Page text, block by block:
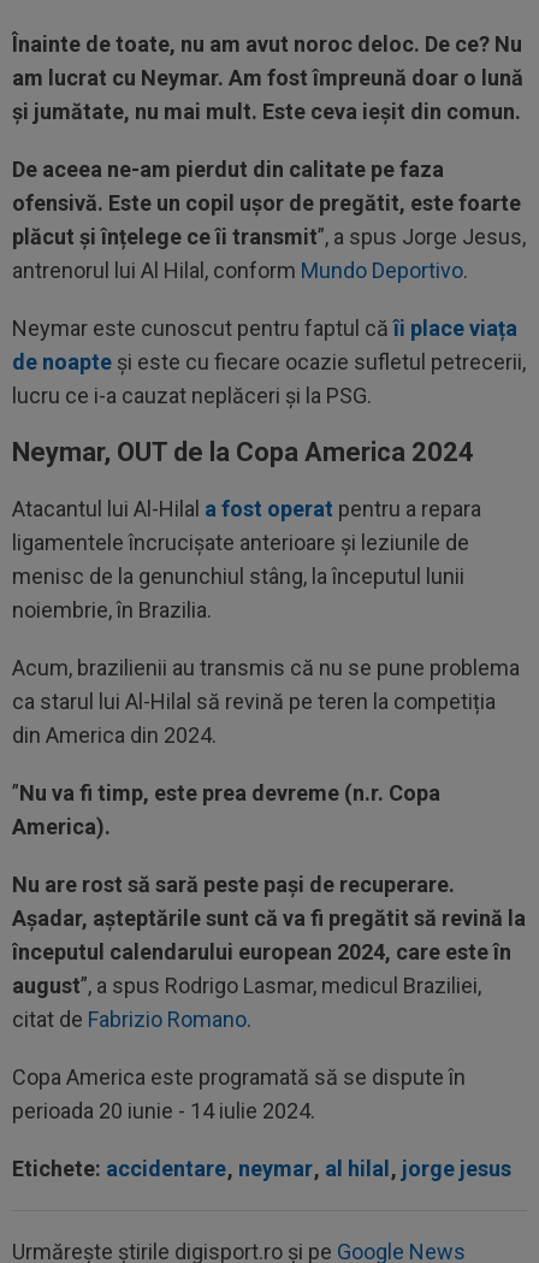
Înainte de toate, nu am avut noroc deloc. De ce? Nu
am lucrat cu Neymar. Am fost împreună doar o lună
și jumătate, nu mai mult. Este ceva ieșit din comun.
De aceea ne-am pierdut din calitate pe faza
ofensivă. Este un copil ușor de pregătit, este foarte
plăcut și înțelege ce îi transmit”, a spus Jorge Jesus,
antrenorul lui Al Hilal, conform Mundo Deportivo.
Neymar este cunoscut pentru faptul căîi place viața
de noapte și este cu fiecare ocazie sufletul petrecerii,
lucru ce i-a cauzat neplăceri și la PSG.
Neymar, OUT de la Copa America 2024
Atacantul lui Al-Hilal a fost operat pentru a repara
ligamentele încrucișate anterioare și leziunile de
menisc de la genunchiul stâng, la începutul lunii
noiembrie, în Brazilia.
Acum, brazilienii au transmis că nu se pune problema
ca starul lui Al-Hilal să revină pe teren la competiția
din America din 2024.
”Nu va fi timp, este prea devreme (n.r. Copa
America).
Nu are rost să sară peste pași de recuperare.
Așadar, așteptările sunt că va fi pregătit să revină la
începutul calendarului european 2024, care este în
august”, a spus Rodrigo Lasmar, medicul Braziliei,
citat de Fabrizio Romano.
Copa America este programată să se dispute în
perioada 20 iunie - 14 iulie 2024.
Etichete: accidentare, neymar, al hilal , jorge jesus
Urmărește știrile digisport.ro și pe Google News